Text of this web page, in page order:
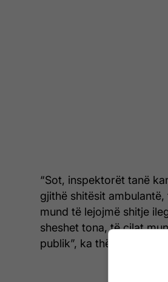
“Sot, inspektorët tanë
gjithë shitësit
mund të lejojmë shitje
sheshet tona, të cilat
publik”, ka thënë Rama.